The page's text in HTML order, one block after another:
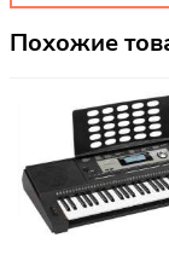
Похожие